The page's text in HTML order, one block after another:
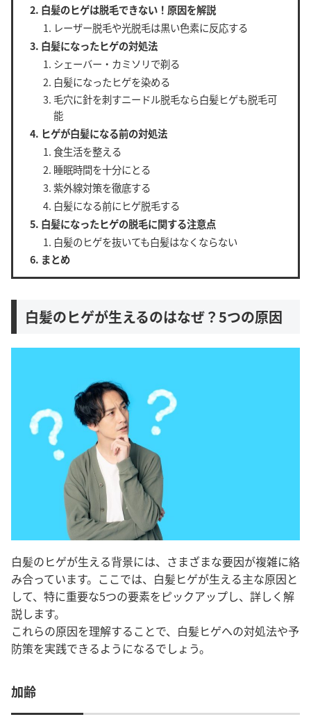
白髪のヒゲは脱毛できない！原因を解説
レーザー脱毛や光脱毛は黒い色素に反応する
白髪になったヒゲの対処法
シェーバー・カミソリで剃る
白髪になったヒゲを染める
毛穴に針を刺すニードル脱毛なら白髪ヒゲも脱毛可
能
ヒゲが白髪になる前の対処法
食生活を整える
睡眠時間を十分にとる
紫外線対策を徹底する
白髪になる前にヒゲ脱毛する
白髪になったヒゲの脱毛に関する注意点
白髪のヒゲを抜いても白髪はなくならない
まとめ
白髪のヒゲが生えるのはなぜ？5つの原因
白髪のヒゲが生える背景には、さまざまな要因が複雑に絡
み合っています。ここでは、白髪ヒゲが生える主な原因と
して、特に重要な5つの要素をピックアップし、詳しく解
説します。
これらの原因を理解することで、白髪ヒゲへの対処法や予
防策を実践できるようになるでしょう。
加齢